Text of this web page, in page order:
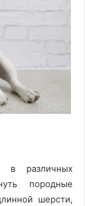
в различных
породные
шерсти,